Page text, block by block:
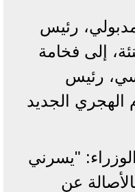
رئيس
إلى فخامة
رئيس
الهجري الجديد
"يسرني
عن